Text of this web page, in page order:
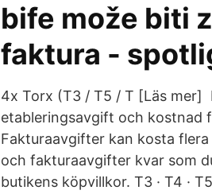
bife može biti
faktura -
4x Torx (T3 / T5 / T [Läs mer]
etableringsavgift och kostnad
Fakturaavgifter kan kosta
och fakturaavgifter kvar som
butikens köpvillkor. T3 · T4 ·